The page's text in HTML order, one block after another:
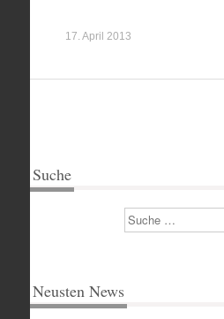
17. April 2013
Suche
Suchen
Neusten News